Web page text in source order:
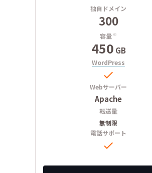
独自ドメイン
300
容量 ※
450 GB
WordPress

Webサーバー
Apache
転送量
無制限
電話サポート
